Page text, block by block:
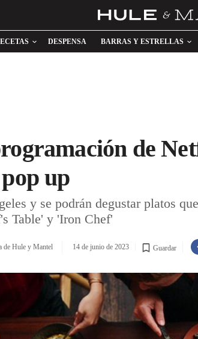
DESPENSA BARRAS Y ESTRELLAS
de
up
y se podrán degustar platos
Table' y 'Iron Chef'
de Hule y Mantel 14 de junio de 2023 Guardar